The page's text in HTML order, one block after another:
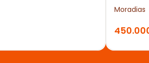
Moradias